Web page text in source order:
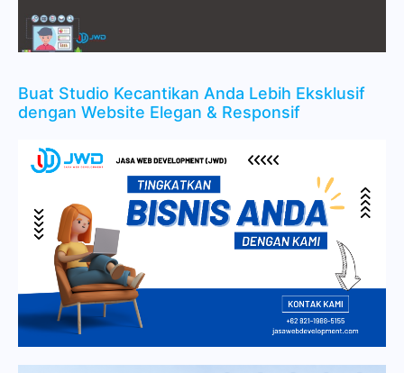
Buat Studio Kecantikan Anda Lebih Eksklusif
dengan Website Elegan & Responsif